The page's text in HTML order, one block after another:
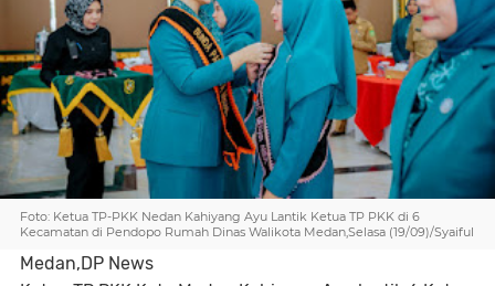
Foto: Ketua TP-PKK Nedan Kahiyang Ayu Lantik Ketua TP PKK di 6
Kecamatan di Pendopo Rumah Dinas Walikota Medan,Selasa (19/09)/Syaiful
Medan,DP News